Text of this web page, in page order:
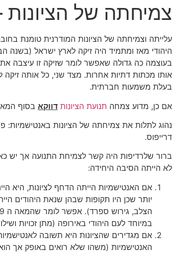
צמיחתה של הציונות
עלייתה וצמיחתה של הציונות המודרנית טומנת
היהודי מאז ומתמיד היה זיקה לארץ ישראל (בשנה
בעוצמה כה גדולה שאפשר לומר שזיקה זו עיצבה
אותו מכתות דתיות אחרות. מצד שני, כל אותה זיקה
בעלת משמעות חברתית.
אם כן, מדוע צמחה תנועת הציונות דווקא בסוף המאה ה19 ותחילת
דרייפוס.
ברור שלרדיפות היה קשר לצמיחת התנועה אך יש
לא הייתה הסיבה היחידה:
אם האנטישמיות הייתה הדחף לציונות, היא
יותר שכן היו תקופות שבהן שנאת היהודים
במיוחד לעם היהודי באירופה (מתן זכויות
אם מגדירים שהציונות היא תשובה
האנטישמיות (משהו שלא רואים באופק אך